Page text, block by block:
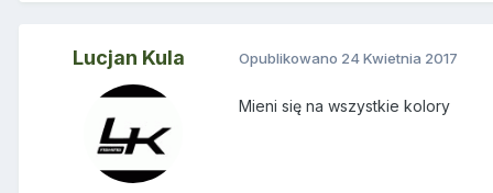
Lucjan Kula Opublikowano 24 Kwietnia 2017
Mieni się na wszystkie kolory